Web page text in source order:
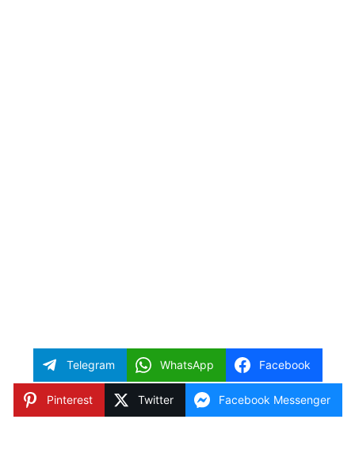
Telegram WhatsApp Facebook
Pinterest Twitter Facebook Messenger